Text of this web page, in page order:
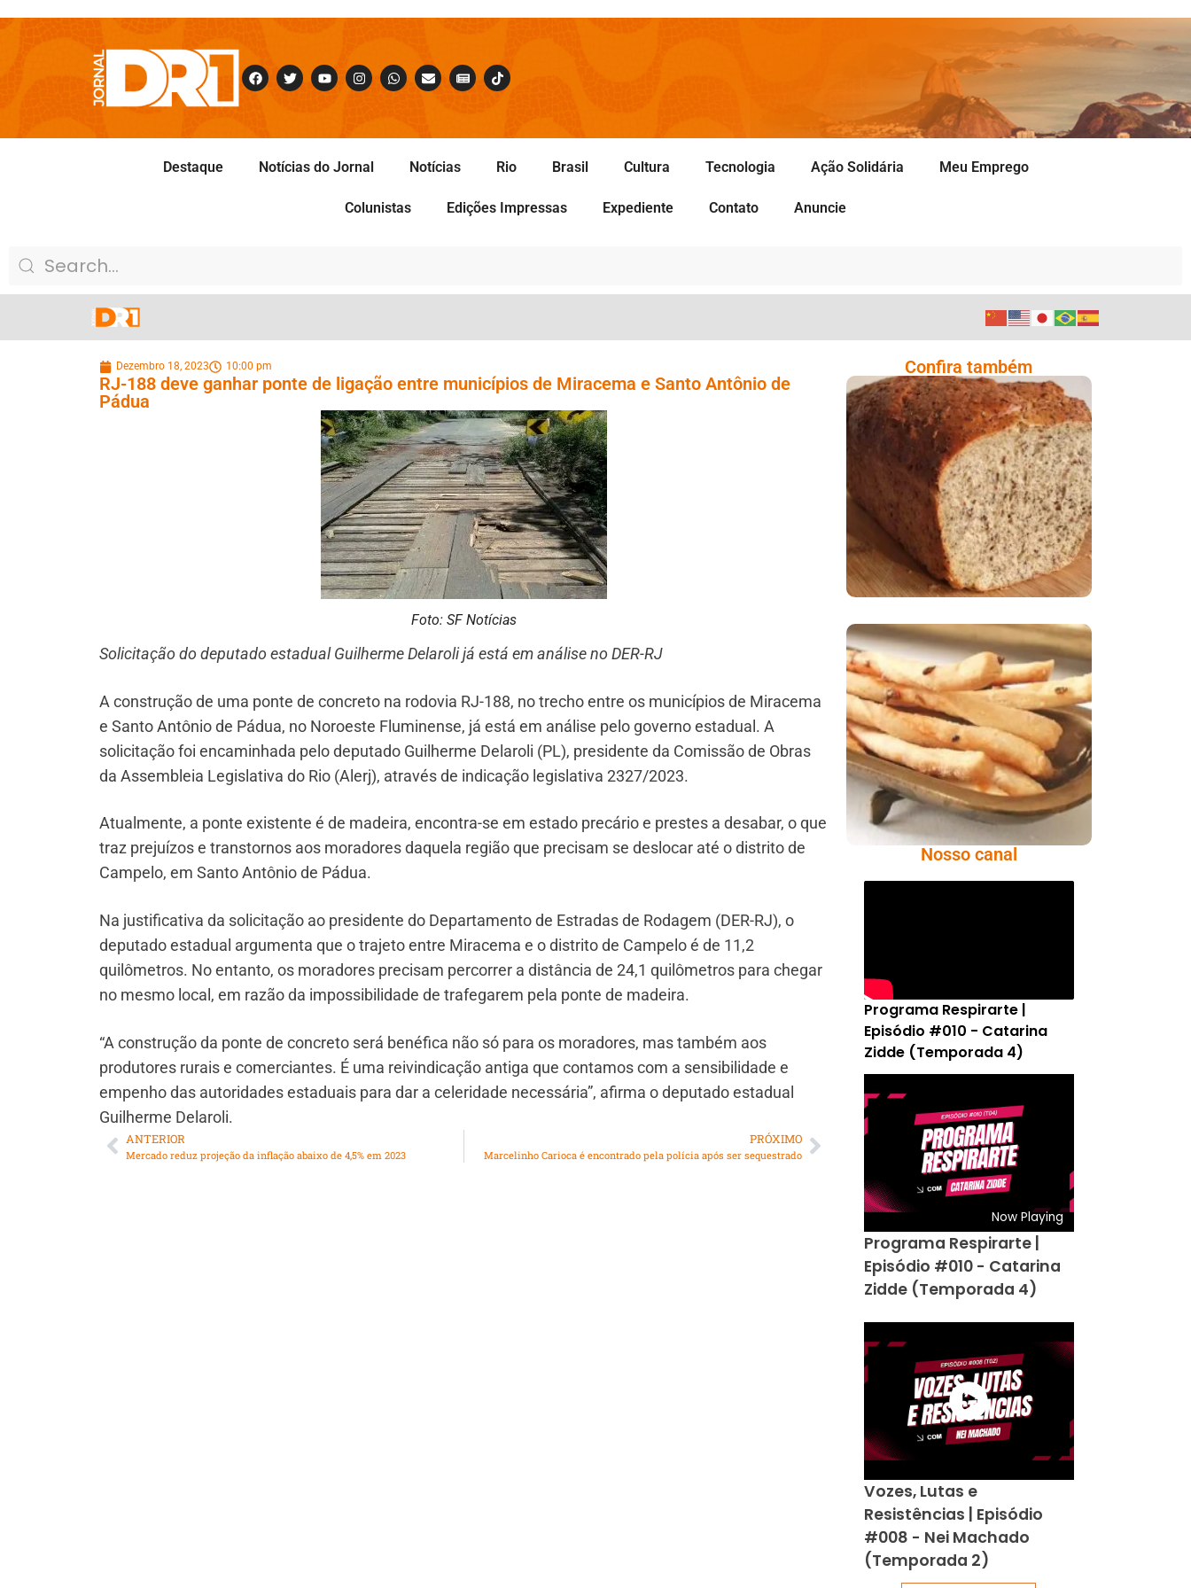
Destaque Notícias do Jornal Notícias Rio Brasil Cultura Tecnologia Ação Solidária Meu Emprego
Colunistas Edições Impressas Expediente Contato Anuncie
Dezembro 18, 2023 10:00 pm
RJ-188 deve ganhar ponte de ligação entre municípios de Miracema e Santo Antônio de
Pádua
Foto: SF Notícias
Solicitação do deputado estadual Guilherme Delaroli já está em análise no DER-RJ
A construção de uma ponte de concreto na rodovia RJ-188, no trecho entre os municípios de Miracema
e Santo Antônio de Pádua, no Noroeste Fluminense, já está em análise pelo governo estadual. A
solicitação foi encaminhada pelo deputado Guilherme Delaroli (PL), presidente da Comissão de Obras
da Assembleia Legislativa do Rio (Alerj), através de indicação legislativa 2327/2023.
Atualmente, a ponte existente é de madeira, encontra-se em estado precário e prestes a desabar, o que
traz prejuízos e transtornos aos moradores daquela região que precisam se deslocar até o distrito de
Campelo, em Santo Antônio de Pádua.
Na justificativa da solicitação ao presidente do Departamento de Estradas de Rodagem (DER-RJ), o
deputado estadual argumenta que o trajeto entre Miracema e o distrito de Campelo é de 11,2
quilômetros. No entanto, os moradores precisam percorrer a distância de 24,1 quilômetros para chegar
no mesmo local, em razão da impossibilidade de trafegarem pela ponte de madeira.
“A construção da ponte de concreto será benéfica não só para os moradores, mas também aos
produtores rurais e comerciantes. É uma reivindicação antiga que contamos com a sensibilidade e
empenho das autoridades estaduais para dar a celeridade necessária”, afirma o deputado estadual
Guilherme Delaroli.
ANTERIOR
Mercado reduz projeção da inflação abaixo de 4,5% em 2023
PRÓXIMO
Marcelinho Carioca é encontrado pela polícia após ser sequestrado
Confira também
Comer Bem: Pão Low
Carb
Comer Bem:
Palitinhos De Cebola
E Salsa
Nosso canal
Programa Respirarte |
Episódio #010 - Catarina
Zidde (Temporada 4)
Now Playing
Programa Respirarte |
Episódio #010 - Catarina
Zidde (Temporada 4)
Vozes, Lutas e
Resistências | Episódio
#008 - Nei Machado
(Temporada 2)